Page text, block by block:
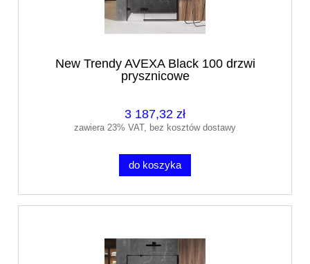
New Trendy AVEXA Black 100 drzwi
prysznicowe
3 187,32 zł
zawiera 23% VAT, bez kosztów dostawy
do koszyka